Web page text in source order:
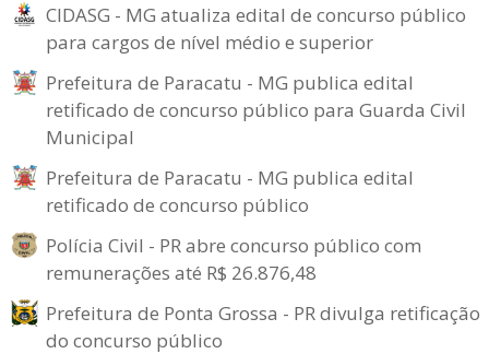
CIDASG - MG atualiza edital de concurso público
para cargos de nível médio e superior
Prefeitura de Paracatu - MG publica edital
retificado de concurso público para Guarda Civil
Municipal
Prefeitura de Paracatu - MG publica edital
retificado de concurso público
Polícia Civil - PR abre concurso público com
remunerações até R$ 26.876,48
Prefeitura de Ponta Grossa - PR divulga retificação
do concurso público